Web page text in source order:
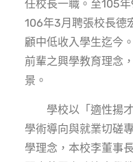
任校長一職。至105
106年3月聘張校長德
顧中低收入學生迄今
前輩之興學教育理念
景。
學校以「適性揚才
學術導向與就業切磋
學理念，本校李董事